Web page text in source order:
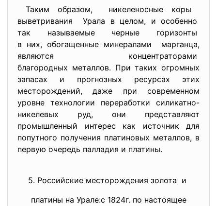
Таким образом, никеленосные коры
выветривания Урала в целом, и особенно
так называемые черные горизонты
в них, обогащенные минералами марганца,
являются концентраторами
благородных металлов. При таких огромных
запасах и прогнозных ресурсах этих
месторождений, даже при современном
уровне технологии переработки силикатно-
никелевых руд, они представляют
промышленный интерес как источник для
попутного получения платиновых металлов, в
первую очередь палладия и платины.
5. Российские месторождения золота и
платины на Урале:с 1824г. по настоящее